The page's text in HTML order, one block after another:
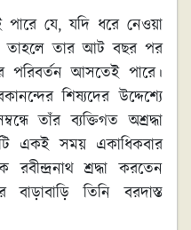
যে, যদি ধরে নেওয়া
তাহলে তার আট বছর পর
পরিবর্তন আসতেই পারে।
শিষ্যদের উদ্দেশ্যে
তাঁর ব্যক্তিগত অশ্রদ্ধা
একই সময় একাধিকবার
শ্রদ্ধা করতেন
তিনি বরদাস্ত